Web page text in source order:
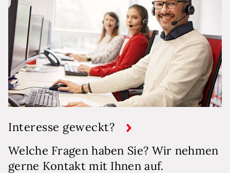
Interesse geweckt?
Welche Fragen haben Sie? Wir nehmen
gerne Kontakt mit Ihnen auf.